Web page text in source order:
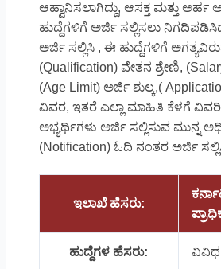
ಆಹ್ವಾನಿಸಲಾಗಿದ್ದು, ಆಸಕ್ತ ಮತ್ತು ಅರ್ಹ
ಹುದ್ದೆಗಳಿಗೆ ಅರ್ಜಿ ಸಲ್ಲಿಸಲು
ಅರ್ಜಿ ಸಲ್ಲಿಸಿ , ಈ ಹುದ್ದೆಗಳಿಗೆ
(Qualification) ವೇತನ ಶ್ರೇಣಿ,
(Age Limit) ಅರ್ಜಿ ಶುಲ್ಕ,(
ವಿವರ, ಇತರೆ ಎಲ್ಲಾ ಮಾಹಿತಿ ಕೆಳಗೆ
ಅಭ್ಯರ್ಥಿಗಳು ಅರ್ಜಿ ಸಲ್ಲಿಸುವ ಮುನ್ನ
(Notification) ಓದಿ ನಂತರ ಅರ್ಜಿ
ಇಲಾಖೆ ಹೆಸರು:
ಹುದ್ದೆಗಳ ಹೆಸರು: ವಿವಿಧ